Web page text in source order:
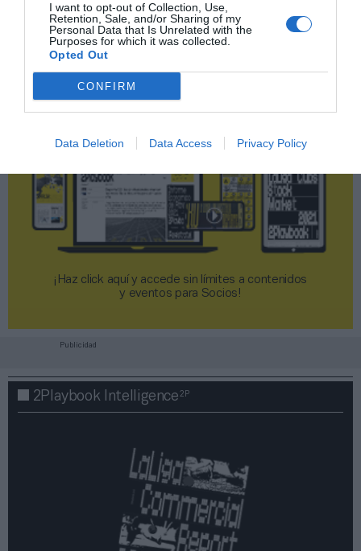
I want to opt-out of Collection, Use,
Retention, Sale, and/or Sharing of my
Personal Data that Is Unrelated with the
Purposes for which it was collected.
Opted Out
CONFIRM
Data Deletion Data Access Privacy Policy
2Playbook Club2P
¡Haz click aquí y accede sin límites a contenidos
y eventos para Socios!​​​​​​​
Publicidad
2Playbook Intelligence2P